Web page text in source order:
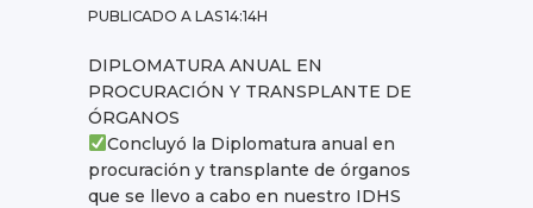
PUBLICADO A LAS 14:14H
DIPLOMATURA ANUAL EN
PROCURACIÓN Y TRANSPLANTE DE
ÓRGANOS
Concluyó la Diplomatura anual en
procuración y transplante de órganos
que se llevo a cabo en nuestro IDHS